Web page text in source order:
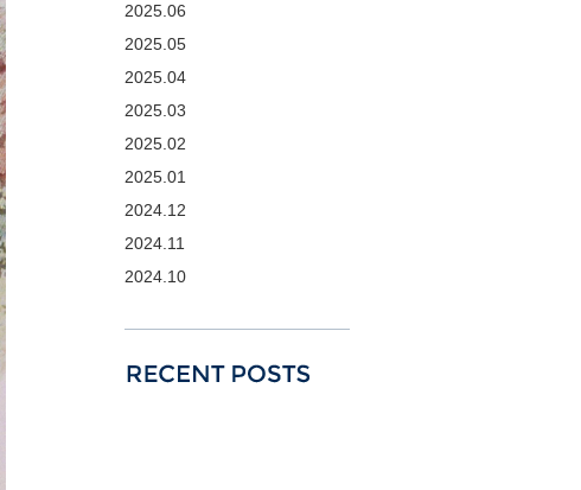
2025.06
2025.05
2025.04
2025.03
2025.02
2025.01
2024.12
2024.11
2024.10